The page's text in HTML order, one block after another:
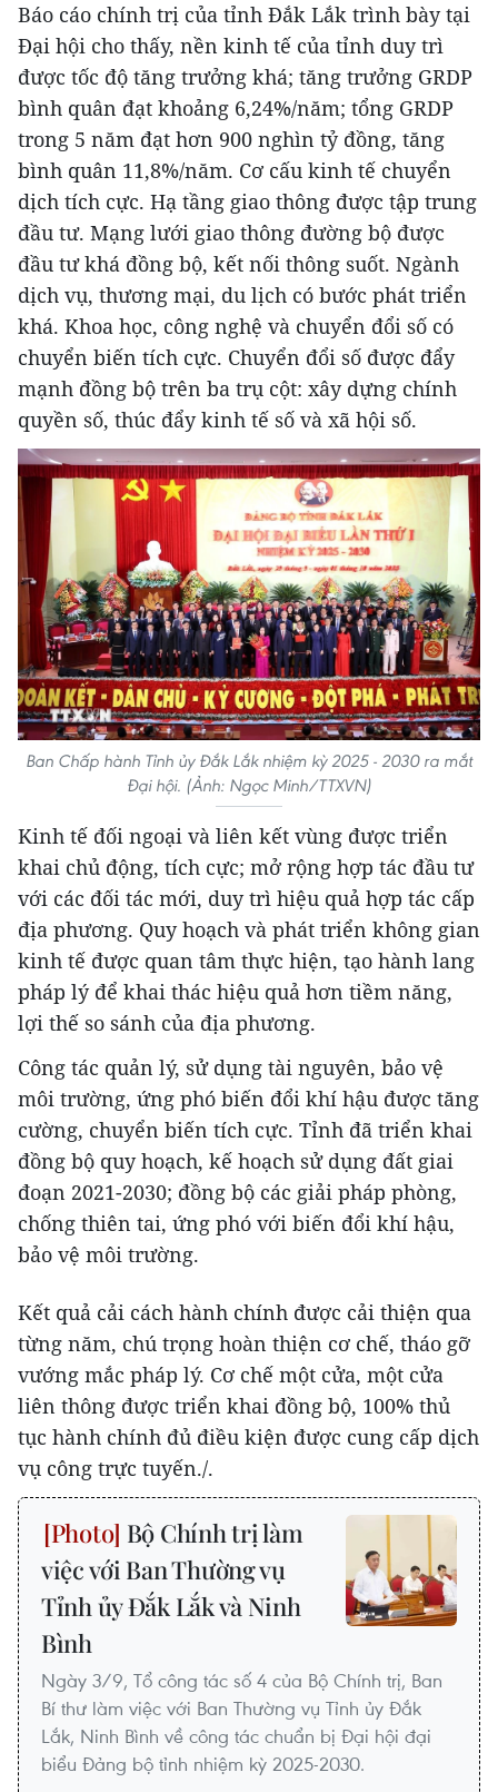
Báo cáo chính trị của tỉnh Đắk Lắk trình bày tại
Đại hội cho thấy, nền kinh tế của tỉnh duy trì
được tốc độ tăng trưởng khá; tăng trưởng GRDP
bình quân đạt khoảng 6,24%/năm; tổng GRDP
trong 5 năm đạt hơn 900 nghìn tỷ đồng, tăng
bình quân 11,8%/năm. Cơ cấu kinh tế chuyển
dịch tích cực. Hạ tầng giao thông được tập trung
đầu tư. Mạng lưới giao thông đường bộ được
đầu tư khá đồng bộ, kết nối thông suốt. Ngành
dịch vụ, thương mại, du lịch có bước phát triển
khá. Khoa học, công nghệ và chuyển đổi số có
chuyển biến tích cực. Chuyển đổi số được đẩy
mạnh đồng bộ trên ba trụ cột: xây dựng chính
quyền số, thúc đẩy kinh tế số và xã hội số.
Ban Chấp hành Tỉnh ủy Đắk Lắk nhiệm kỳ 2025 - 2030 ra mắt
Đại hội. (Ảnh: Ngọc Minh/TTXVN)
Kinh tế đối ngoại và liên kết vùng được triển
khai chủ động, tích cực; mở rộng hợp tác đầu tư
với các đối tác mới, duy trì hiệu quả hợp tác cấp
địa phương. Quy hoạch và phát triển không gian
kinh tế được quan tâm thực hiện, tạo hành lang
pháp lý để khai thác hiệu quả hơn tiềm năng,
lợi thế so sánh của địa phương.
Công tác quản lý, sử dụng tài nguyên, bảo vệ
môi trường, ứng phó biến đổi khí hậu được tăng
cường, chuyển biến tích cực. Tỉnh đã triển khai
đồng bộ quy hoạch, kế hoạch sử dụng đất giai
đoạn 2021-2030; đồng bộ các giải pháp phòng,
chống thiên tai, ứng phó với biến đổi khí hậu,
bảo vệ môi trường.
Kết quả cải cách hành chính được cải thiện qua
từng năm, chú trọng hoàn thiện cơ chế, tháo gỡ
vướng mắc pháp lý. Cơ chế một cửa, một cửa
liên thông được triển khai đồng bộ, 100% thủ
tục hành chính đủ điều kiện được cung cấp dịch
vụ công trực tuyến./.
Bộ Chính trị làm
việc với Ban Thường vụ
Tỉnh ủy Đắk Lắk và Ninh
Bình
Ngày 3/9, Tổ công tác số 4 của Bộ Chính trị, Ban
Bí thư làm việc với Ban Thường vụ Tỉnh ủy Đắk
Lắk, Ninh Bình về công tác chuẩn bị Đại hội đại
biểu Đảng bộ tỉnh nhiệm kỳ 2025-2030.